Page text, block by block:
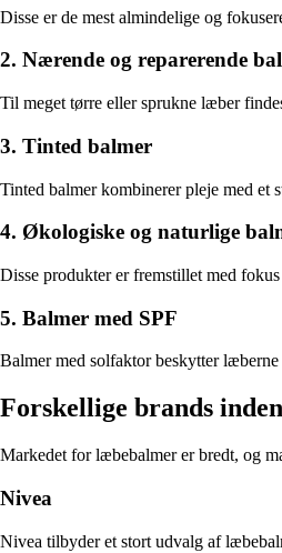
Disse er de mest almindelige og
2. Nærende og reparerende
Til meget tørre eller sprukne læber
3. Tinted balmer
Tinted balmer kombinerer pleje med
4. Økologiske og naturlige
Disse produkter er fremstillet med
5. Balmer med SPF
Balmer med solfaktor beskytter
Forskellige brands
Markedet for læbebalmer er bredt, og
Nivea
Nivea tilbyder et stort udvalg af